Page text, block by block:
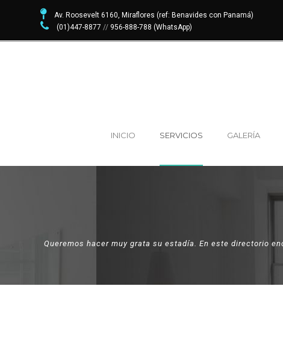
Av. Roosevelt 6160, Miraflores (ref: Benavides con Panamá)
(01)447-8877 // 956-888-788 (WhatsApp)
INICIO SERVICIOS GALERÍA
Queremos hacer muy grata su estadía. En este directorio